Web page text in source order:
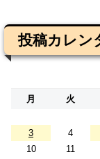
投稿カレン
月 火
3
4
10
11